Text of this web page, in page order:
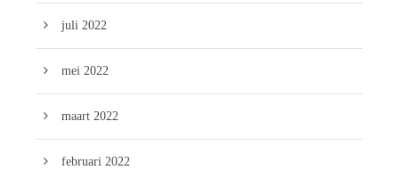
juli 2022
mei 2022
maart 2022
februari 2022